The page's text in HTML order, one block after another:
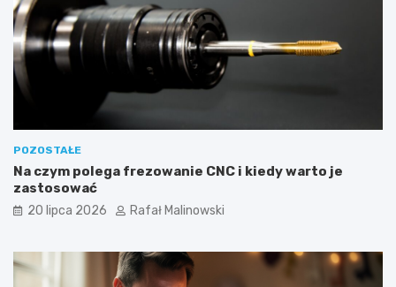
POZOSTAŁE
Na czym polega frezowanie CNC i kiedy warto je
zastosować
20 lipca 2026 Rafał Malinowski